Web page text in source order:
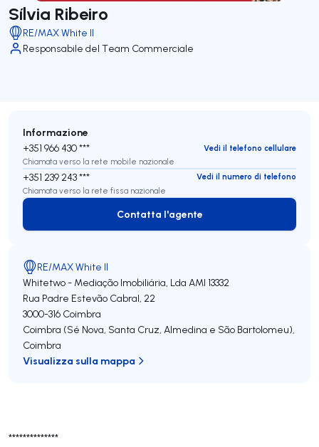
Sílvia Ribeiro
RE/MAX White II
Responsabile del Team Commerciale
**************
Informazione
+351 966 430 ***
Vedi il telefono cellulare
Chiamata verso la rete mobile nazionale
+351 239 243 ***
Vedi il numero di telefono
Chiamata verso la rete fissa nazionale
Contatta l'agente
Contatta l'agente
RE/MAX White II
Whitetwo - Mediação Imobiliária, Lda AMI 13332
Rua Padre Estevão Cabral, 22
3000-316 Coimbra
Coimbra (Sé Nova, Santa Cruz, Almedina e São Bartolomeu),
Coimbra
Visualizza sulla mappa